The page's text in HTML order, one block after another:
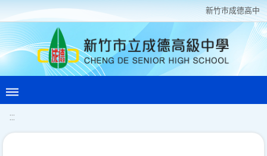
新竹巿成德高中
:::